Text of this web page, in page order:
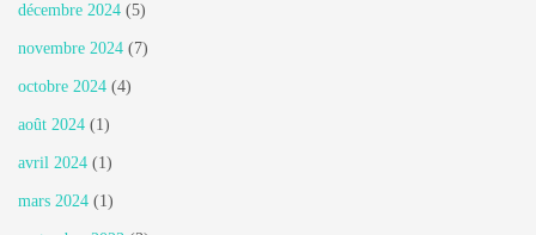
décembre 2024 (5)
novembre 2024 (7)
octobre 2024 (4)
août 2024 (1)
avril 2024 (1)
mars 2024 (1)